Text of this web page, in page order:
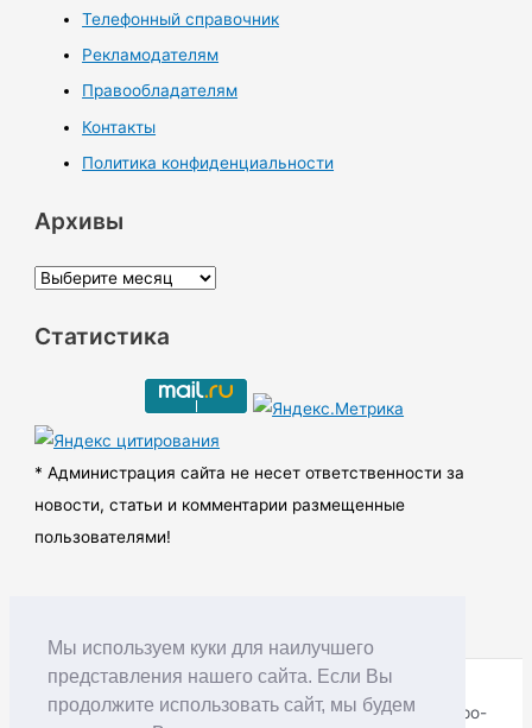
Мы используем куки для наилучшего
представления нашего сайта. Если Вы
продолжите использовать сайт, мы будем
Телефонный справочник
Рекламодателям
Правообладателям
Контакты
Политика конфиденциальности
Архивы
А
х
ы
Статистика
* Администрация сайта не несет ответственности за
новости, статьи и комментарии размещенные
пользователями!
Copyright © RUDNIK.MOBI 28.06.2008 - 2026 | Северо-